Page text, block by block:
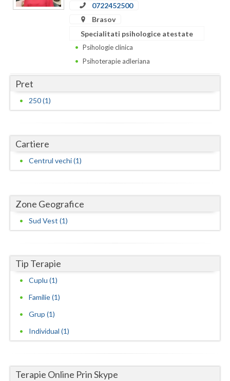
Constanta
Galati
Giurgiu
Harghita
Hunedoara
Ilfov
Mehedinti
Mures
Neamt
Olt
Salaj
0722452500
Brasov
Specialitati psihologice atestate
Psihologie clinica
Psihoterapie adleriana
Pret
250 (1)
Cartiere
Centrul vechi (1)
Zone Geografice
Sud Vest (1)
Tip Terapie
Cuplu (1)
Familie (1)
Grup (1)
Individual (1)
Terapie Online Prin Skype